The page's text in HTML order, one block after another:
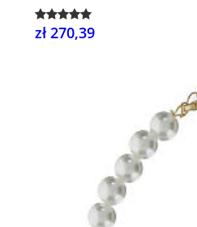
zł 270,39